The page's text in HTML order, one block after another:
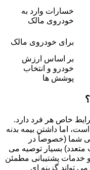
خسارات وارد به
خودروی مالک
برای خودروی مالک
بر اساس ارزش
خودرو و انتخاب
پوشش ها
خاص هر فرد دارد.
اما داشتن بیمه بدنه
شما (خصوصاً در
متعدد) بسیار توصیه می
خدمات پشتیبانی مطمئن
تواند گزینه ای